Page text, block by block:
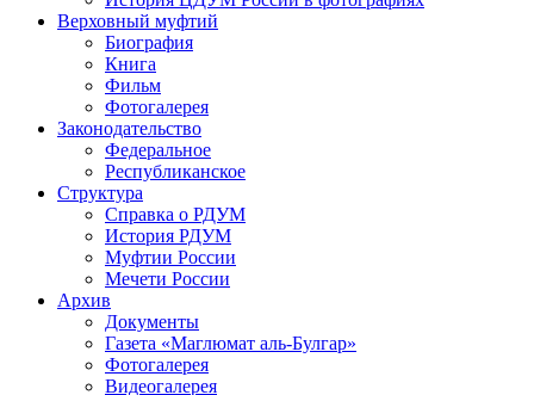
Верховный муфтий
Биография
Книга
Фильм
Фотогалерея
Законодательство
Федеральное
Республиканское
Структура
Справка о РДУМ
История РДУМ
Муфтии России
Мечети России
Архив
Документы
Газета «Маглюмат аль-Булгар»
Фотогалерея
Видеогалерея